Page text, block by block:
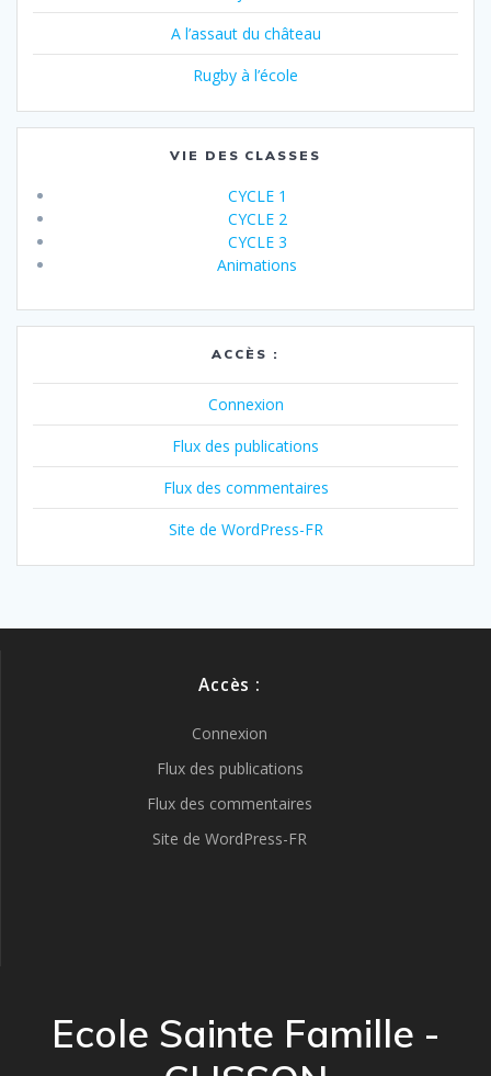
A l’assaut du château
Rugby à l’école
VIE DES CLASSES
CYCLE 1
CYCLE 2
CYCLE 3
Animations
ACCÈS :
Connexion
Flux des publications
Flux des commentaires
Site de WordPress-FR
Accès :
Connexion
Flux des publications
Flux des commentaires
Site de WordPress-FR
Ecole Sainte Famille -